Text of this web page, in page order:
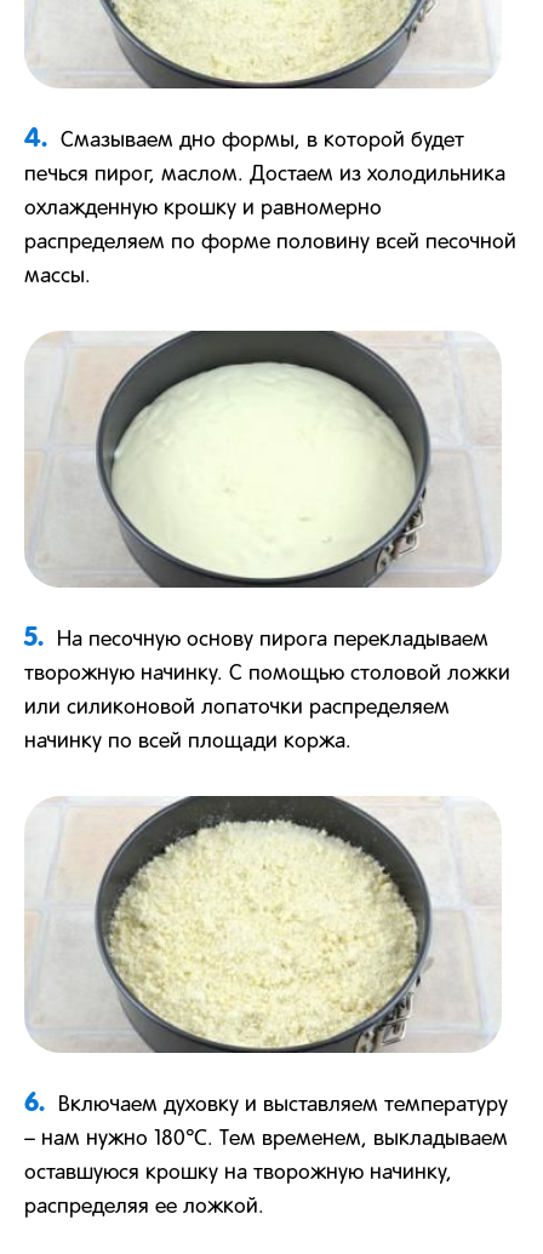
4.
Смазываем дно формы, в которой будет
печься пирог, маслом. Достаем из холодильника
охлажденную крошку и равномерно
распределяем по форме половину всей песочной
массы.
5.
На песочную основу пирога перекладываем
творожную начинку. С помощью столовой ложки
или силиконовой лопаточки распределяем
начинку по всей площади коржа.
6.
Включаем духовку и выставляем температуру
– нам нужно 180℃. Тем временем, выкладываем
оставшуюся крошку на творожную начинку,
распределяя ее ложкой.